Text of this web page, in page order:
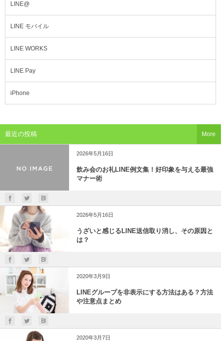
LINE@
LINE モバイル
LINE WORKS
LINE Pay
iPhone
最近の投稿
2026年5月16日
飲み会のお礼LINE例文集！好印象を与える最強
マナー術
2026年5月16日
うざいと感じるLINE送信取り消し、その原因と
は？
2020年3月9日
LINEグループを非表示にする方法はある？方法
や注意点まとめ
2020年3月7日
More